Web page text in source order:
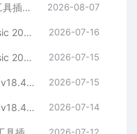
免费下载Win版最新中文PS增效工具插件Adobe Camera Raw 2026 ACR v18.5.0 摄影后期一键安装包预设Lrc照片文件文档格式打开处理编辑 2026-08-07
免费下载Adobe Lightroom Classic 2026 v15.4.1 for Mac多国语言版中文LrC软件激活安装包摄影后期照片图片编辑工具 2026-07-16
免费下载Adobe Lightroom Classic 2026 v15.4.1 for win多国语言版中文LrC软件激活安装包摄影后期照片图片编辑工具 2026-07-15
免费下载Adobe DNG Converter v18.4.1 for Mac多国语言中文版安装包图片RAW相机照片格式转换器Lrc数字负片PS插件软件工具 2026-07-15
免费下载Adobe DNG Converter v18.4.1 for Win多国语言中文版安装包图片RAW相机照片格式转换器Lrc数字负片PS插件软件工具 2026-07-14
2026-07-12